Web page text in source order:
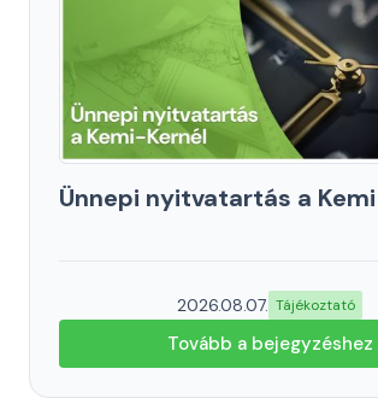
Ünnepi nyitvatartás a
2026.08.07. Tájékoztató
Tovább a bejegyzéshez